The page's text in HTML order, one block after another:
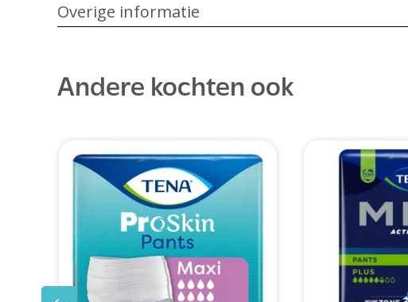
Overige informatie
Andere kochten ook